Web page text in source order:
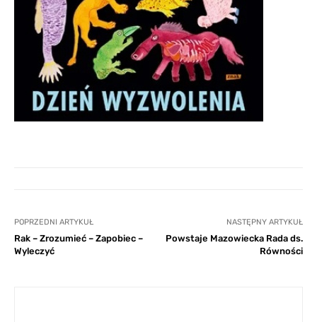
POPRZEDNI ARTYKUŁ
Rak – Zrozumieć – Zapobiec –
Wyleczyć
NASTĘPNY ARTYKUŁ
Powstaje Mazowiecka Rada ds.
Równości